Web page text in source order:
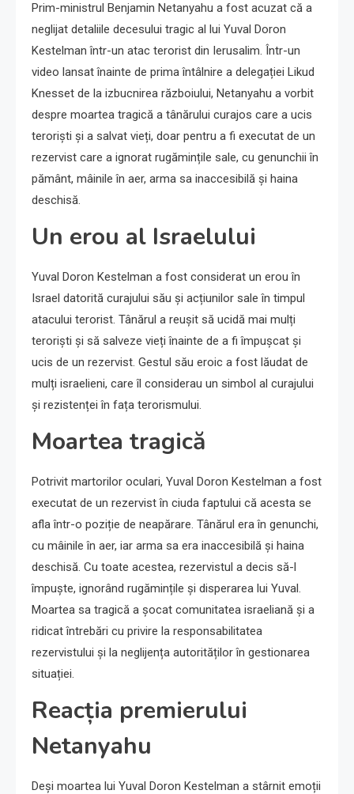
Prim-ministrul Benjamin Netanyahu a fost acuzat că a
neglijat detaliile decesului tragic al lui Yuval Doron
Kestelman într-un atac terorist din Ierusalim. Într-un
video lansat înainte de prima întâlnire a delegației Likud
Knesset de la izbucnirea războiului, Netanyahu a vorbit
despre moartea tragică a tânărului curajos care a ucis
teroriști și a salvat vieți, doar pentru a fi executat de un
rezervist care a ignorat rugămințile sale, cu genunchii în
pământ, mâinile în aer, arma sa inaccesibilă și haina
deschisă.
Un erou al Israelului
Yuval Doron Kestelman a fost considerat un erou în
Israel datorită curajului său și acțiunilor sale în timpul
atacului terorist. Tânărul a reușit să ucidă mai mulți
teroriști și să salveze vieți înainte de a fi împușcat și
ucis de un rezervist. Gestul său eroic a fost lăudat de
mulți israelieni, care îl considerau un simbol al curajului
și rezistenței în fața terorismului.
Moartea tragică
Potrivit martorilor oculari, Yuval Doron Kestelman a fost
executat de un rezervist în ciuda faptului că acesta se
afla într-o poziție de neapărare. Tânărul era în genunchi,
cu mâinile în aer, iar arma sa era inaccesibilă și haina
deschisă. Cu toate acestea, rezervistul a decis să-l
împuște, ignorând rugămințile și disperarea lui Yuval.
Moartea sa tragică a șocat comunitatea israeliană și a
ridicat întrebări cu privire la responsabilitatea
rezervistului și la neglijența autorităților în gestionarea
situației.
Reacția premierului
Netanyahu
Deși moartea lui Yuval Doron Kestelman a stârnit emoții